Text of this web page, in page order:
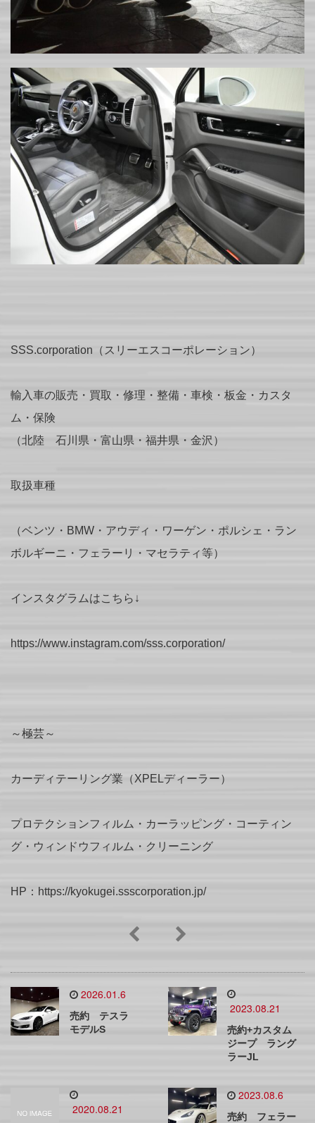
SSS.corporation（スリーエスコーポレーション）
輸入車の販売・買取・修理・整備・車検・板金・カスタ
ム・保険
（北陸 石川県・富山県・福井県・金沢）
取扱車種
（ベンツ・BMW・アウディ・ワーゲン・ポルシェ・ラン
ボルギーニ・フェラーリ・マセラティ等）
インスタグラムはこちら↓
https://www.instagram.com/sss.corporation/
～極芸～
カーディテーリング業（XPELディーラー）
プロテクションフィルム・カーラッピング・コーティン
グ・ウィンドウフィルム・クリーニング
HP：https://kyokugei.ssscorporation.jp/
2026.01.6
売約 テスラ
モデルS
2023.08.21
売約+カスタム
ジープ ラング
ラーJL
2020.08.21
2023.08.6
売約 フェラー